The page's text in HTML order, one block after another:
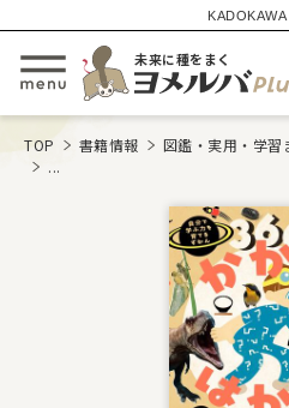
メニューを開閉する
未来に種をまく
TOP 書籍情報 図鑑・実用・学習
...